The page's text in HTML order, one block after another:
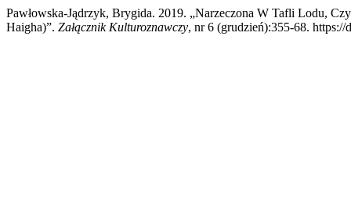
Pawłowska-Jądrzyk, Brygida. 2019. „Narzeczona W Tafli Lodu,
Haigha)”. Załącznik Kulturoznawczy, nr 6 (grudzień):355-68.